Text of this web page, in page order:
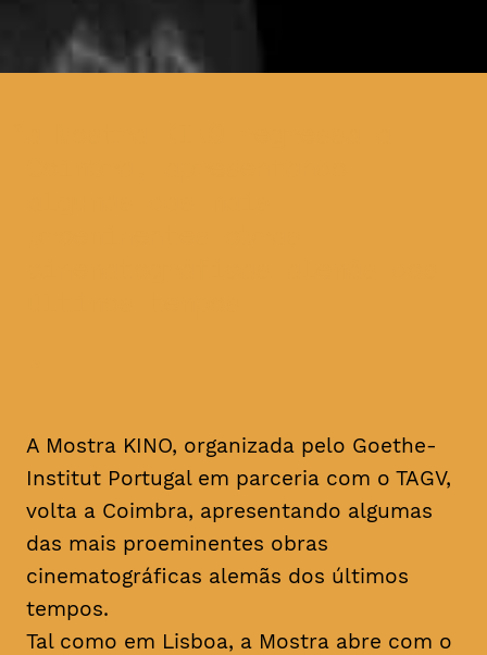
A Mostra KINO, organizada pelo Goethe-
Institut Portugal em parceria com o TAGV,
volta a Coimbra, apresentando algumas
das mais proeminentes obras
cinematográficas alemãs dos últimos
tempos.
Tal como em Lisboa, a Mostra abre com o